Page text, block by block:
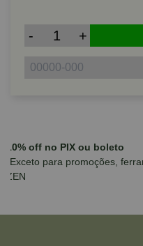
- +
Parcele em até
para compras